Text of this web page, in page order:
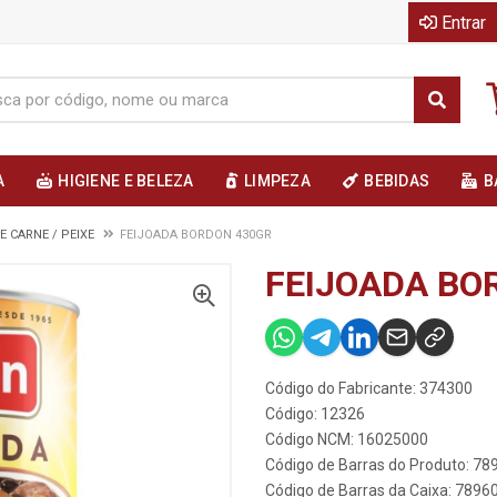
Entrar
HIGIENE E BELEZA LIMPEZA BEBIDAS
CARNE / PEIXE FEIJOADA BORDON 430GR
FEIJOADA
Código do Fabricante: 374300
Código: 12326
Código NCM: 16025000
Código de Barras do Produto:
Código de Barras da Caixa: